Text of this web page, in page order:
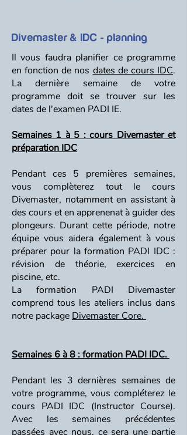
Divemaster & IDC - planning
Il vous faudra planifier ce programme
en fonction de nos dates de cours IDC.
La dernière semaine de votre
programme doit se trouver sur les
dates de l'examen PADI IE.
Semaines 1 à 5 : cours Divemaster et
préparation IDC
Pendant ces 5 premières semaines,
vous complèterez tout le cours
Divemaster, notamment en assistant à
des cours et en apprenenat à guider des
plongeurs. Durant cette période, notre
équipe vous aidera également à vous
préparer pour la formation PADI IDC :
révision de théorie, exercices en
piscine, etc.
La formation PADI Divemaster
comprend tous les ateliers inclus dans
notre package Divemaster Core.
Semaines 6 à 8 : formation PADI IDC.
Pendant les 3 dernières semaines de
votre programme, vous compléterez le
cours PADI IDC (Instructor Course).
Avec les semaines précédentes
passées avec nous, ce sera une partie